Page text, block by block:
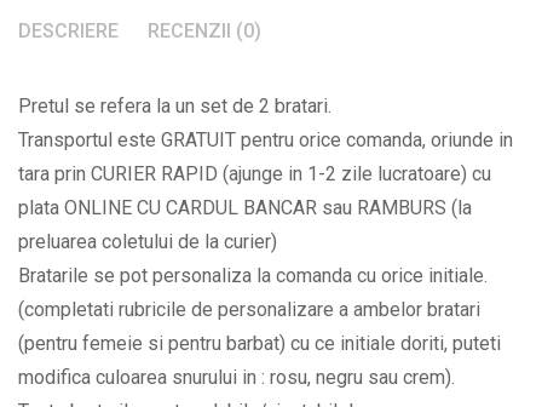
cu
si
initiale
la
alegere
BPC673
quantity
DESCRIERE RECENZII (0)
Pretul se refera la un set de 2 bratari.
Transportul este GRATUIT pentru orice comanda, oriunde in
tara prin CURIER RAPID (ajunge in 1-2 zile lucratoare) cu
plata ONLINE CU CARDUL BANCAR sau RAMBURS (la
preluarea coletului de la curier)
Bratarile se pot personaliza la comanda cu orice initiale.
(completati rubricile de personalizare a ambelor bratari
(pentru femeie si pentru barbat) cu ce initiale doriti, puteti
modifica culoarea snurului in : rosu, negru sau crem).